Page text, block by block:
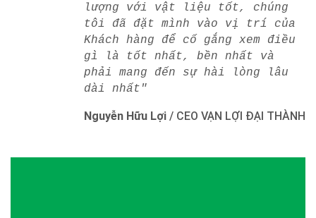
lượng với vật liệu tốt, chúng
tôi đã đặt mình vào vị trí của
Khách hàng để cố gắng xem điều
gì là tốt nhất, bền nhất và
phải mang đến sự hài lòng lâu
dài nhất"
Nguyễn Hữu Lợi / CEO VẠN LỢI ĐẠI THÀNH